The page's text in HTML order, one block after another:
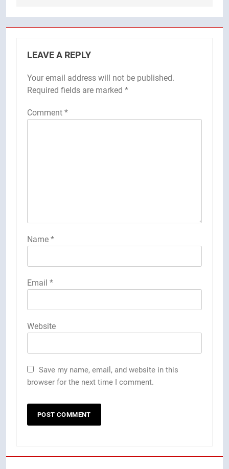
LEAVE A REPLY
Your email address will not be published.
Required fields are marked *
Comment *
Name *
Email *
Website
Save my name, email, and website in this
browser for the next time I comment.